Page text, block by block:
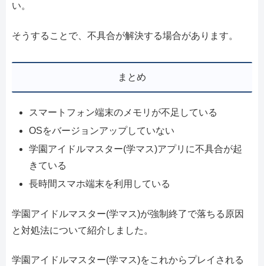
い。
そうすることで、不具合が解決する場合があります。
まとめ
スマートフォン端末のメモリが不足している
OSをバージョンアップしていない
学園アイドルマスター(学マス)アプリに不具合が起
きている
長時間スマホ端末を利用している
学園アイドルマスター(学マス)が強制終了で落ちる原因
と対処法について紹介しました。
学園アイドルマスター(学マス)をこれからプレイされる